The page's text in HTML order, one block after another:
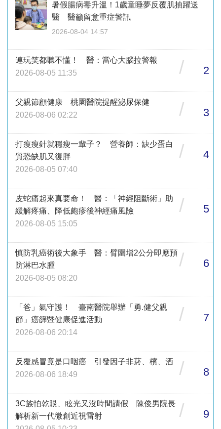
暑假腸病毒升溫！1歲童睡夢反覆肌抽躍送
醫 醫籲留意重症警訊
2026-08-04 14:57
連玩笑都聽不懂！ 醫：當心大腦拉警報
2026-08-05 11:35
/ 2
父親節顧健康 桃園醫院提醒泌尿保健
2026-08-06 02:22
/ 3
打瘦瘦針就穩瘦一輩子？ 營養師：缺少蛋白
質恐缺肌又復胖
2026-08-05 07:40
/ 4
皮蛇痛起來真要命！ 醫：「神經阻斷術」助
緩解疼痛、降低皰疹後神經痛風險
2026-08-05 15:05
/ 5
慎防乳癌術後大象手 醫：臂圍增2公分即應預
防淋巴水腫
2026-08-05 08:20
/ 6
「爸」氣守護！ 臺南醫院舉辦「勇.健父親
節」癌篩暨健康促進活動
2026-08-06 20:14
/ 7
反覆感冒竟是口咽癌 引發因子非菸、檳、酒
2026-08-06 18:49
/ 8
3C族怕乾眼、眩光又沒時間請假 陳俊男院長
解析新一代微創近視雷射
/ 9